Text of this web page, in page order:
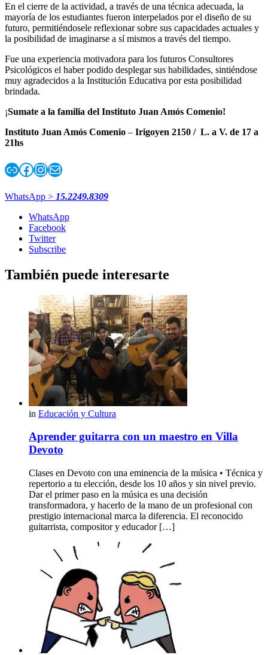
En el cierre de la actividad, a través de una técnica adecuada, la
mayoría de los estudiantes fueron interpelados por el diseño de su
futuro, permitiéndosele reflexionar sobre sus capacidades actuales y
la posibilidad de imaginarse a sí mismos a través del tiempo.
Fue una experiencia motivadora para los futuros Consultores
Psicológicos el haber podido desplegar sus habilidades, sintiéndose
muy agradecidos a la Institución Educativa por esta posibilidad
brindada.
¡Sumate a la familia del Instituto Juan Amós Comenio!
Instituto Juan Amós Comenio – Irigoyen 2150 / L. a V. de 17 a
21hs
Enlace
Facebook
Instagram
Correo electrónico
WhatsApp > 15.2249.8309
WhatsApp
Facebook
Twitter
Subscribe
También puede interesarte
in Educación y Cultura
Aprender guitarra con un maestro en Villa
Devoto
Clases en Devoto con una eminencia de la música • Técnica y
repertorio a tu elección, desde los 10 años y sin nivel previo.
Dar el primer paso en la música es una decisión
transformadora, y hacerlo de la mano de un profesional con
prestigio internacional marca la diferencia. El reconocido
guitarrista, compositor y educador […]